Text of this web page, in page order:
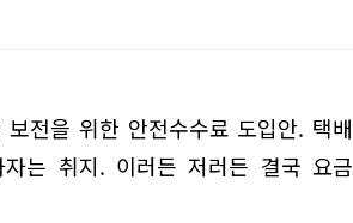
전을 위한 안전수수료 도입안. 택배
는 취지. 이러든 저러든 결국 요금